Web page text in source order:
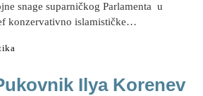
snage suparničkog Parlamenta u
konzervativno islamističke…
Ilya Korenev